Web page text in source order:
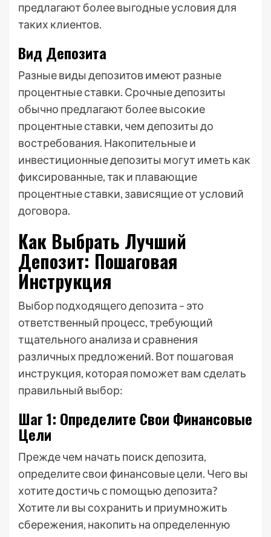
предлагают более выгодные условия для
таких клиентов.
Вид Депозита
Разные виды депозитов имеют разные
процентные ставки. Срочные депозиты
обычно предлагают более высокие
процентные ставки, чем депозиты до
востребования. Накопительные и
инвестиционные депозиты могут иметь как
фиксированные, так и плавающие
процентные ставки, зависящие от условий
договора.
Как Выбрать Лучший
Депозит: Пошаговая
Инструкция
Выбор подходящего депозита – это
ответственный процесс, требующий
тщательного анализа и сравнения
различных предложений. Вот пошаговая
инструкция, которая поможет вам сделать
правильный выбор:
Шаг 1: Определите Свои Финансовые
Цели
Прежде чем начать поиск депозита,
определите свои финансовые цели. Чего вы
хотите достичь с помощью депозита?
Хотите ли вы сохранить и приумножить
сбережения, накопить на определенную